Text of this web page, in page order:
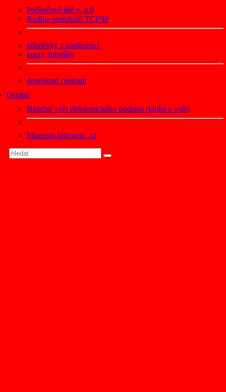
Počítačové sítě v. 4.0
Rodina protokolů TCP/IP
příspěvky z konferencí
kurzy, tutoriály
download centrum
Ostatní
Báječný svět elektronického podpisu (kniha a web)
Muzeum Internetu .cz